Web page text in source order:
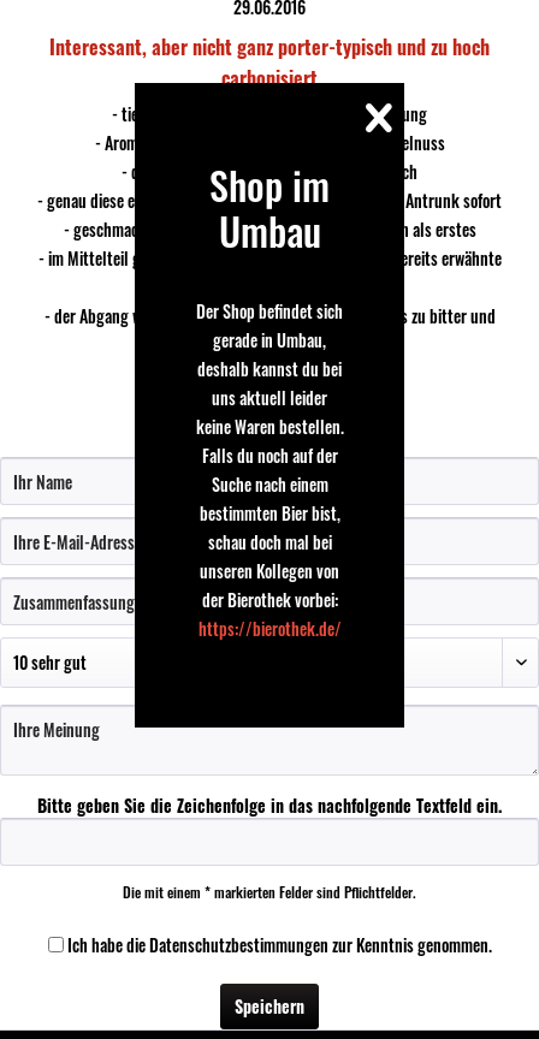
29.06.2016
Interessant, aber nicht ganz porter-typisch und zu hoch
carbonisiert
- tiefschwarze Farbe mit leichter Schaumbildung
- Aromen nach Kaffee, Lakritz und eine Idee Haselnuss
- die Carbonisierung ist mir eine Spur zu hoch
- genau diese etwas zu brausige Carbonisierung stört im Antrunk sofort
- geschmacklich dominieren die röstigen Malzaromen als erstes
- im Mittelteil gesellen sich dann noch Vanille und die bereits erwähnte
- der Abgang wiederum ist mir für ein Porter dann etwas zu bitter und
schlank
Bewertung schreiben
Bitte geben Sie die Zeichenfolge in das nachfolgende Textfeld ein.
Die mit einem * markierten Felder sind Pflichtfelder.
Ich habe dieDatenschutzbestimmungenzur Kenntnis genommen.
Speichern
Shop im
Umbau
Der Shop befindet sich
gerade in Umbau,
deshalb kannst du bei
uns aktuell leider
keine Waren bestellen.
Falls du noch auf der
Suche nach einem
bestimmten Bier bist,
schau doch mal bei
unseren Kollegen von
der Bierothek vorbei:
https://bierothek.de/